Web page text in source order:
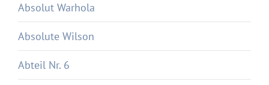
Absolut Warhola
Absolute Wilson
Abteil Nr. 6